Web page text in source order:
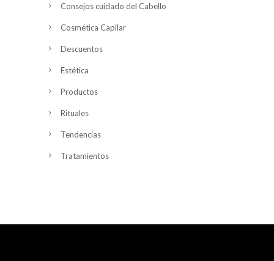
Consejos cuidado del Cabello
Cosmética Capilar
Descuentos
Estética
Productos
Rituales
Tendencias
Tratamientos